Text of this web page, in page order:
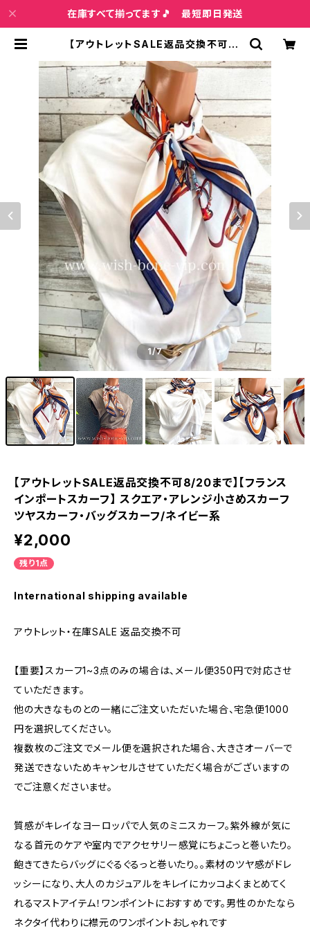
在庫すべて揃ってます🎵 最短即日発送
【アウトレットSALE返品交換不可8/
フ】 スクエア・アレンジ小さめスカーフ
ツヤスカーフ・バッグスカーフ/ネイビ
ー系 | インポートファッション＆ジュ
エリー Wish Bone VIP
1/7
【アウトレットSALE返品交換不可8/20まで】【フランス
インポートスカーフ】 スクエア・アレンジ小さめスカーフ
ツヤスカーフ・バッグスカーフ/ネイビー系
¥2,000
残り1点
International shipping available
アウトレット・在庫SALE 返品交換不可
【重要】スカーフ1~3点のみの場合は、メール便350円で対応させ
ていただきます。
他の大きなものとの一緒にご注文いただいた場合、宅急便1000
円を選択してください。
複数枚のご注文でメール便を選択された場合、大きさオーバーで
発送できないためキャンセルさせていただく場合がございますの
でご注意くださいませ。
質感がキレイなヨーロッパで人気のミニスカーフ。紫外線が気に
なる首元のケアや室内でアクセサリー感覚にちょこっと巻いたり。
飽きてきたらバッグにぐるぐるっと巻いたり。。素材のツヤ感がドレ
ッシーになり、大人のカジュアルをキレイにカッコよくまとめてく
れるマストアイテム！ワンポイントにおすすめです。男性のかたなら
ネクタイ代わりに襟元のワンポイントおしゃれです